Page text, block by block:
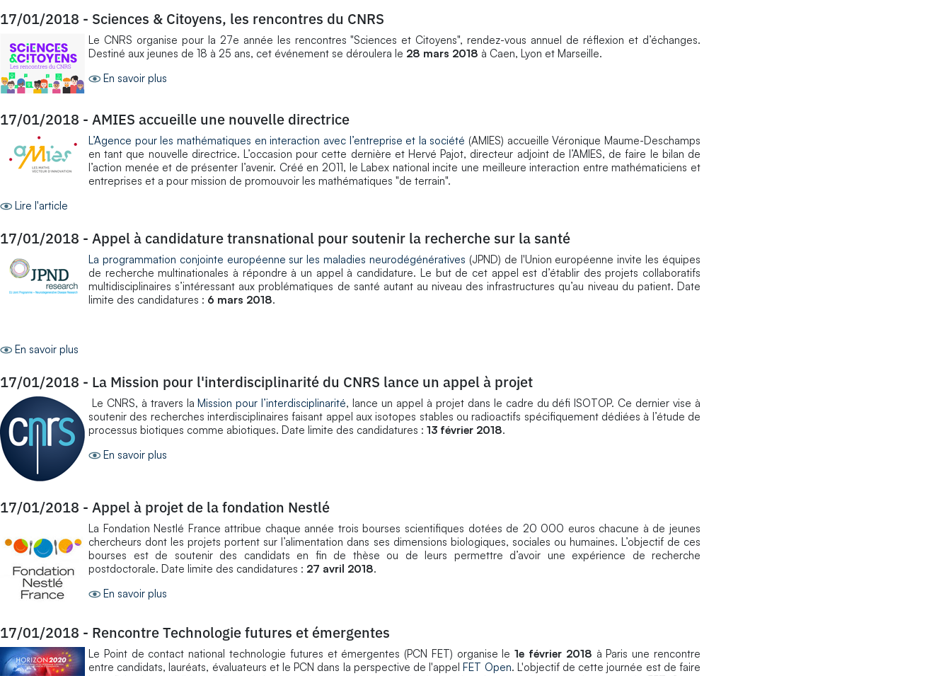
17/01/2018 - Sciences & Citoyens, les rencontres du CNRS
Le CNRS organise pour la 27e année les rencontres "Sciences et Citoyens", rendez-vous annuel de réflexion et d’échanges.
Destiné aux jeunes de 18 à 25 ans, cet événement se déroulera le 28 mars 2018 à Caen, Lyon et Marseille.
En savoir plus
17/01/2018 - AMIES accueille une nouvelle directrice
L’Agence pour les mathématiques en interaction avec l’entreprise et la société (AMIES) accueille Véronique Maume-Deschamps
en tant que nouvelle directrice. L’occasion pour cette dernière et Hervé Pajot, directeur adjoint de l’AMIES, de faire le bilan de
l’action menée et de présenter l’avenir. Créé en 2011, le Labex national incite une meilleure interaction entre mathématiciens et
entreprises et a pour mission de promouvoir les mathématiques "de terrain".
Lire l'article
17/01/2018 - Appel à candidature transnational pour soutenir la recherche sur la santé
La programmation conjointe européenne sur les maladies neurodégénératives (JPND) de l'Union européenne invite les équipes
de recherche multinationales à répondre à un appel à candidature. Le but de cet appel est d’établir des projets collaboratifs
multidisciplinaires s’intéressant aux problématiques de santé autant au niveau des infrastructures qu’au niveau du patient. Date
limite des candidatures : 6 mars 2018.
En savoir plus
17/01/2018 - La Mission pour l'interdisciplinarité du CNRS lance un appel à projet
Le CNRS, à travers laMission pour l’interdisciplinarité, lance un appel à projet dans le cadre du défi ISOTOP. Ce dernier vise à
soutenir des recherches interdisciplinaires faisant appel aux isotopes stables ou radioactifs spécifiquement dédiées à l’étude de
processus biotiques comme abiotiques. Date limite des candidatures : 13 février 2018.
En savoir plus
17/01/2018 - Appel à projet de la fondation Nestlé
La Fondation Nestlé France attribue chaque année trois bourses scientifiques dotées de 20 000 euros chacune à de jeunes
chercheurs dont les projets portent sur l’alimentation dans ses dimensions biologiques, sociales ou humaines. L’objectif de ces
bourses est de soutenir des candidats en fin de thèse ou de leurs permettre d’avoir une expérience de recherche
postdoctorale. Date limite des candidatures : 27 avril 2018.
En savoir plus
17/01/2018 - Rencontre Technologie futures et émergentes
Le Point de contact national technologie futures et émergentes (PCN FET) organise le1e février 2018 à Paris une rencontre
entre candidats, lauréats, évaluateurs et le PCN dans la perspective de l'appelFET Open. L'objectif de cette journée est de faire